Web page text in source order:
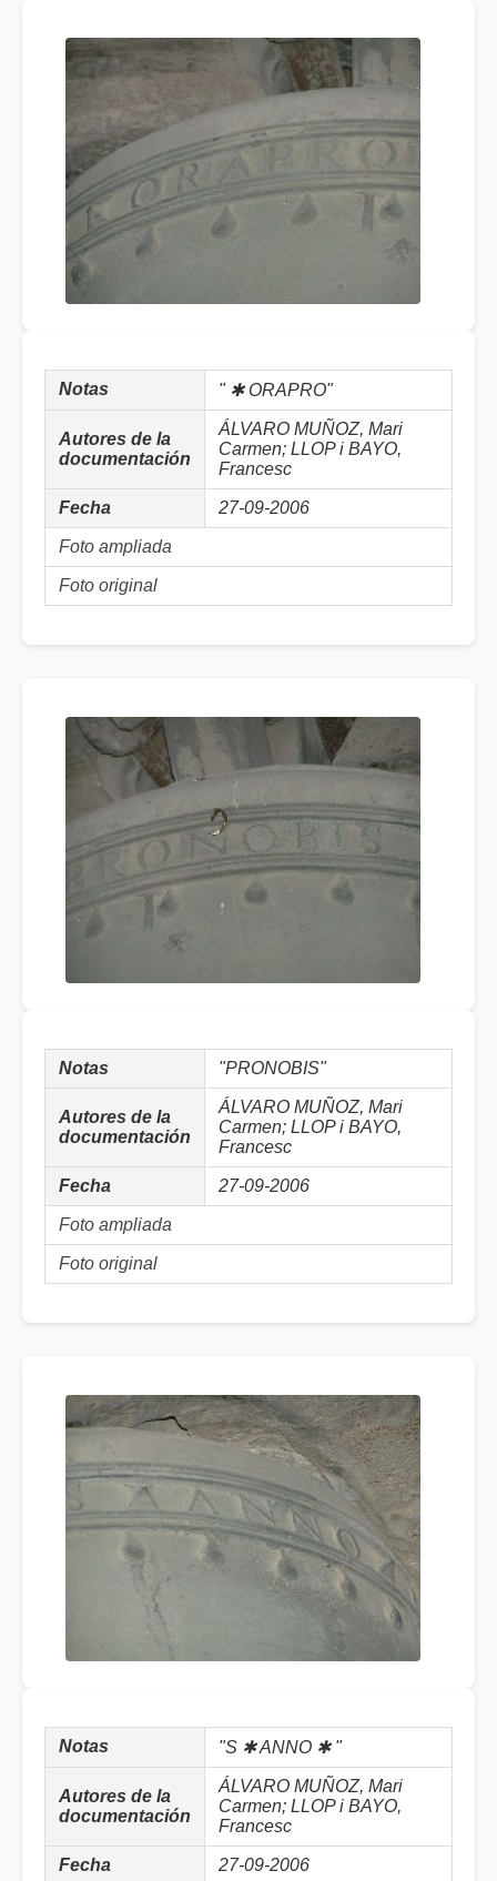
Notas " ✱ ORAPRO"
Autores de la
documentación
ÁLVARO MUÑOZ, Mari
Carmen; LLOP i BAYO,
Francesc
Fecha 27-09-2006
Foto ampliada
Foto original
Notas "PRONOBIS"
Autores de la
documentación
ÁLVARO MUÑOZ, Mari
Carmen; LLOP i BAYO,
Francesc
Fecha 27-09-2006
Foto ampliada
Foto original
Notas "S ✱ ANNO ✱ "
Autores de la
documentación
ÁLVARO MUÑOZ, Mari
Carmen; LLOP i BAYO,
Francesc
Fecha 27-09-2006